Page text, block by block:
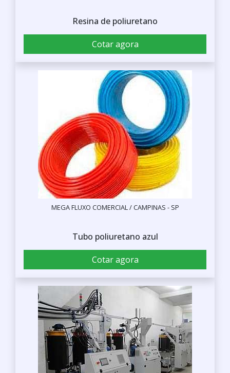
Resina de poliuretano
Cotar agora
MEGA FLUXO COMERCIAL / CAMPINAS - SP
Tubo poliuretano azul
Cotar agora